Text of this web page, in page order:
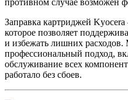
Заправка картриджей
которое позволяет
и избежать лишних
профессиональный подход,
обслуживание всех
работало без сбоев.